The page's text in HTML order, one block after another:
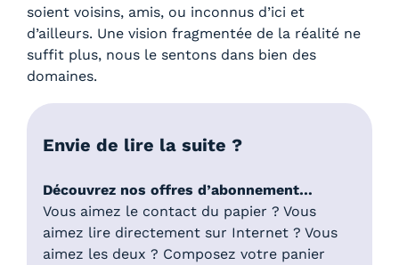
soient voisins, amis, ou inconnus d’ici et
d’ailleurs. Une vision fragmentée de la réalité ne
suffit plus, nous le sentons dans bien des
domaines.
Envie de lire la suite ?
Découvrez nos offres d’abonnement…
Vous aimez le contact du papier ? Vous
aimez lire directement sur Internet ? Vous
aimez les deux ? Composez votre panier